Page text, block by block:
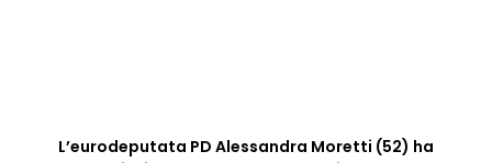
L’eurodeputata PD Alessandra Moretti (52) ha